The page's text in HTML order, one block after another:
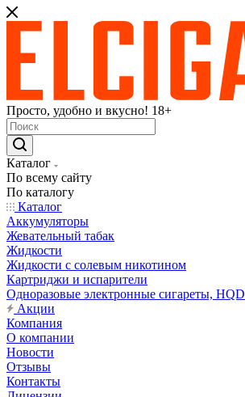
Просто, удобно и вкусно! 18+
Каталог
По всему сайту
По каталогу
Каталог
Аккумуляторы
Жевательный табак
Жидкости
Жидкости с солевым никотином
Картриджи и испарители
Одноразовые электронные сигареты, HQD
Акции
Компания
О компании
Новости
Отзывы
Контакты